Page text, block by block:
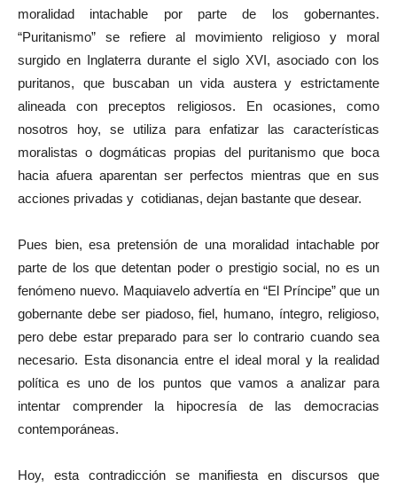
moralidad intachable por parte de los gobernantes.
“Puritanismo” se refiere al movimiento religioso y moral
surgido en Inglaterra durante el siglo XVI, asociado con los
puritanos, que buscaban un vida austera y estrictamente
alineada con preceptos religiosos. En ocasiones, como
nosotros hoy, se utiliza para enfatizar las características
moralistas o dogmáticas propias del puritanismo que boca
hacia afuera aparentan ser perfectos mientras que en sus
acciones privadas y cotidianas, dejan bastante que desear.
Pues bien, esa pretensión de una moralidad intachable por
parte de los que detentan poder o prestigio social, no es un
fenómeno nuevo. Maquiavelo advertía en “El Príncipe” que un
gobernante debe ser piadoso, fiel, humano, íntegro, religioso,
pero debe estar preparado para ser lo contrario cuando sea
necesario. Esta disonancia entre el ideal moral y la realidad
política es uno de los puntos que vamos a analizar para
intentar comprender la hipocresía de las democracias
contemporáneas.
Hoy, esta contradicción se manifiesta en discursos que